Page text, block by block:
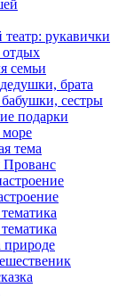
рукавички
семьи
брата
сестры
подарки
тема
Прованс